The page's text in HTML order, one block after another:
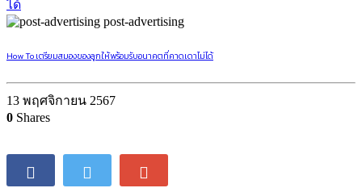
post-advertising
How To เตรียมสมองของลูกให้พร้อมรับอนาคตที่คาดเดาไม่ได้
13 พฤศจิกายน 2567
0 Shares